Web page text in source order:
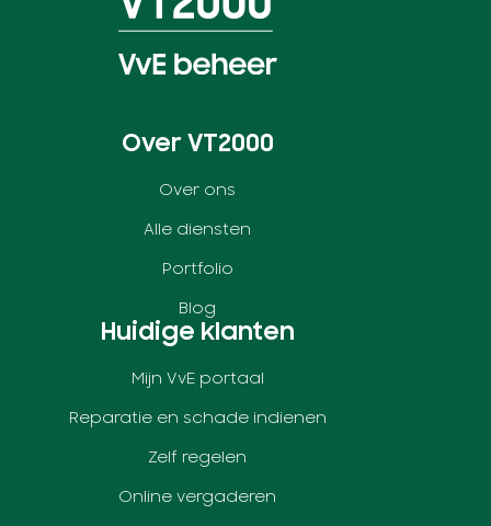
Over VT2000
Over ons
Alle diensten
Portfolio
Blog
Huidige klanten
Mijn VvE portaal
Reparatie en schade indienen
Zelf regelen
Online vergaderen